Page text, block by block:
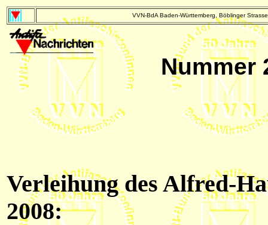
VVN-BdA Baden-Württemberg, Böblinger
Nummer
Verleihung des Alfred-
2008: